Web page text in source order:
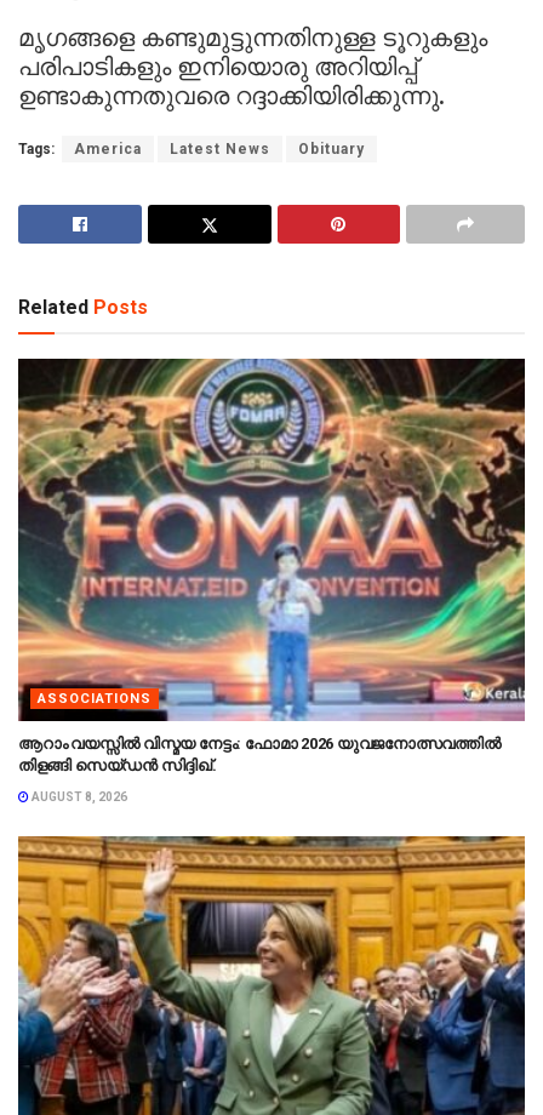
മൃഗങ്ങളെ കണ്ടുമുട്ടുന്നതിനുള്ള ടൂറുകളും
പരിപാടികളും ഇനിയൊരു അറിയിപ്പ്
ഉണ്ടാകുന്നതുവരെ റദ്ദാക്കിയിരിക്കുന്നു.
Tags: America Latest News Obituary
Related Posts
ASSOCIATIONS
ആറാം വയസ്സിൽ വിസ്മയ നേട്ടം: ഫോമാ 2026 യുവജനോത്സവത്തിൽ
തിളങ്ങി സെയ്ഡൻ സിദ്ദിഖ്.
AUGUST 8, 2026